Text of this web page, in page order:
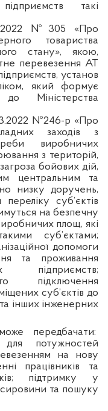
такі
№305 «Про
товариства
стану», якою,
перевезення АТ
установ
який формує
Міністерства
№246-р «Про
заходів з
виробничих
з територій,
бойових дій,
центральним та
низку доручень,
суб’єктів
на безпечну
площ, які
суб’єктами;
допомоги
та проживання
підприємств;
підключення
суб’єктів до
інших інженерних
передбачати:
для потужностей
на нову
працівників та
підтримку у
сировини та пошуку